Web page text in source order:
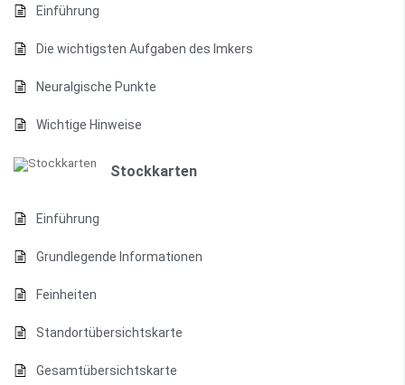
Einführung
Die wichtigsten Aufgaben des Imkers
Neuralgische Punkte
Wichtige Hinweise
Stockkarten
Einführung
Grundlegende Informationen
Feinheiten
Standortübersichtskarte
Gesamtübersichtskarte